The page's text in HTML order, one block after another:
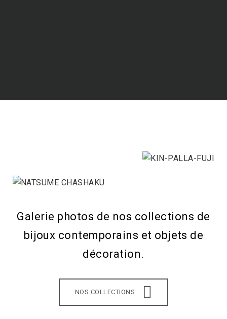
Galerie photos de nos collections de
bijoux contemporains et objets de
décoration.
NOS COLLECTIONS